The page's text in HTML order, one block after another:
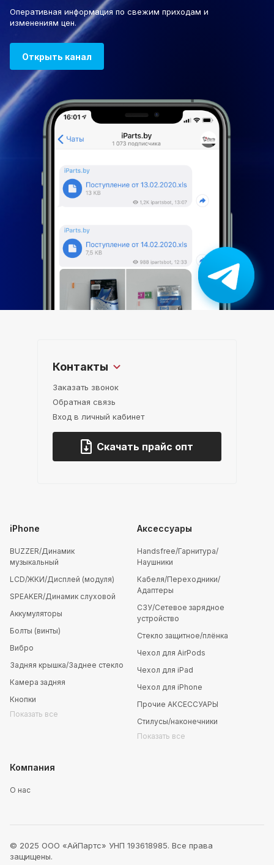
Оперативная информация по свежим приходам и
изменениям цен.
Открыть канал
iPhone
BUZZER/Динамик
музыкальный
LCD/ЖКИ/Дисплей (модуля)
SPEAKER/Динамик слуховой
Аккумуляторы
Болты (винты)
Вибро
Задняя крышка/Заднее стекло
Камера задняя
Кнопки
Показать все
Аксессуары
Handsfree/Гарнитура/
Наушники
Кабеля/Переходники/
Адаптеры
СЗУ/Сетевое зарядное
устройство
Стекло защитное/плёнка
Чехол для AirPods
Чехол для iPad
Чехол для iPhone
Прочие АКСЕССУАРЫ
Стилусы/наконечники
Показать все
Компания
О нас
Контакты
Заказать звонок
Обратная связь
Вход в личный кабинет
Скачать прайс опт
© 2025 ООО «АйПартс» УНП 193618985. Все права
защищены.